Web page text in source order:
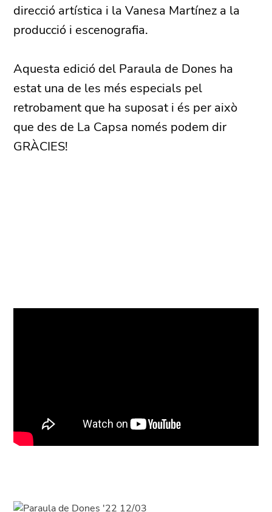
direcció artística i la Vanesa Martínez a la
producció i escenografia.
Aquesta edició del Paraula de Dones ha
estat una de les més especials pel
retrobament que ha suposat i és per això
que des de La Capsa només podem dir
GRÀCIES!